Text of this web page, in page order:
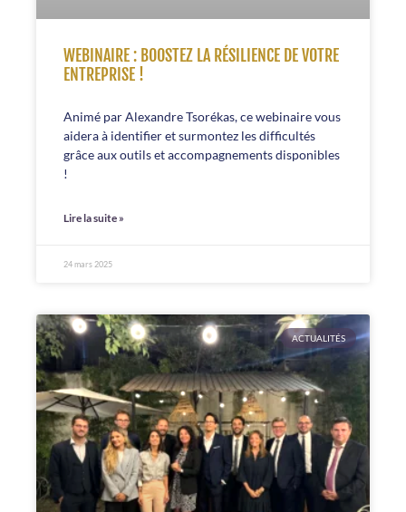
WEBINAIRE : BOOSTEZ LA RÉSILIENCE DE VOTRE
ENTREPRISE !
Animé par Alexandre Tsorékas, ce webinaire vous
aidera à identifier et surmontez les difficultés
grâce aux outils et accompagnements disponibles
!
Lire la suite »
24 mars 2025
ACTUALITÉS